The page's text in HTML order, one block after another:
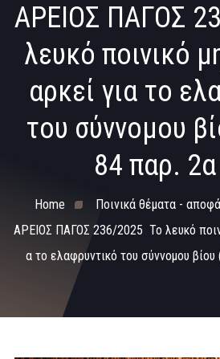
ΑΡΕΙΟΣ ΠΑΓΟΣ
λευκό ποινικό
αρκεί για το
του σύννομου
84 παρ.
Home
Ποινικά θέματα -
ΑΡΕΙΟΣ ΠΑΓΟΣ 236/2025 Το λευκό
α το ελαφρυντικό του σύννομου